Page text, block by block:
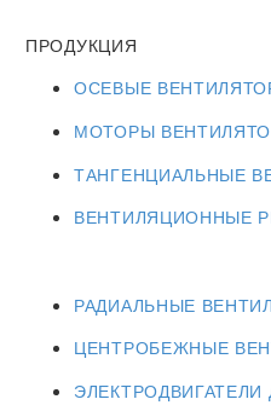
ПРОДУКЦИЯ
ОСЕВЫЕ
МОТОРЫ
ТАНГЕНЦИАЛЬНЫЕ
ВЕНТИЛЯЦИОННЫЕ
РАДИАЛЬНЫЕ
ЦЕНТРОБЕЖНЫЕ